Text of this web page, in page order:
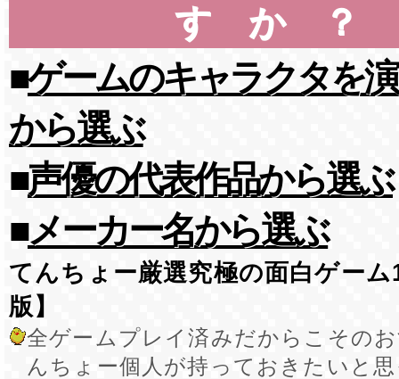
すか？
■ゲームのキャラクタを
から選ぶ
■声優の代表作品から選ぶ
■メーカー名から選ぶ
てんちょー厳選究極の面白ゲー
版】
全ゲームプレイ済みだからこその
んちょー個人が持っておきたいと